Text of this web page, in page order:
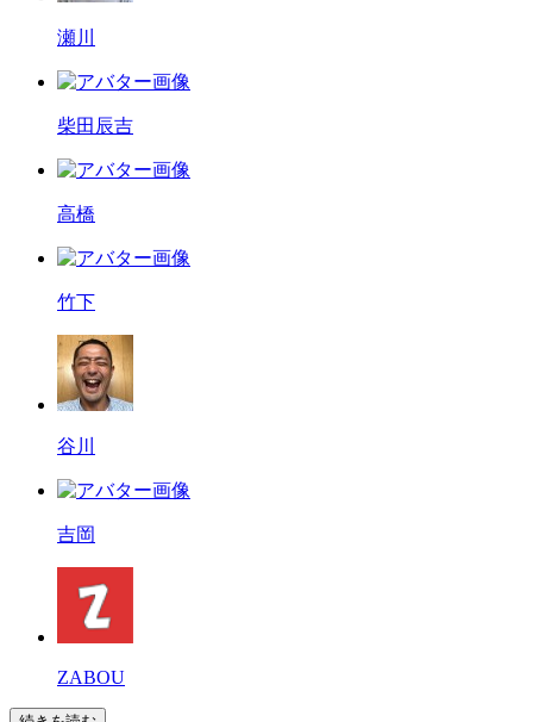
瀬川
柴田辰吉
高橋
竹下
谷川
吉岡
ZABOU